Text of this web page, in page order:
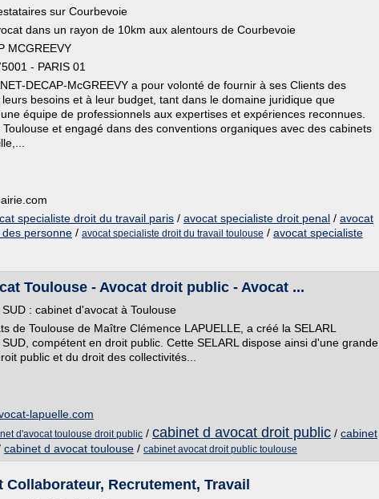
sur Courbevoie
dans un rayon de 10km aux alentours de Courbevoie
MCGREEVY
- PARIS 01
DECAP-McGREEVY a pour volonté de fournir à ses Clients des
besoins et à leur budget, tant dans le domaine juridique que
équipe de professionnels aux expertises et expériences reconnues.
et engagé dans des conventions organiques avec des cabinets
specialiste droit du travail paris / avocat specialiste droit penal / avocat
personne / avocat specialiste droit du travail toulouse / avocat specialiste
Toulouse - Avocat droit public - Avocat ...
: cabinet d'avocat à Toulouse
de Toulouse de Maître Clémence LAPUELLE, a créé la SELARL
compétent en droit public. Cette SELARL dispose ainsi d'une grande
public et du droit des collectivités...
lapuelle.com
d'avocat toulouse droit public / cabinet d avocat droit public / cabinet
cabinet d avocat toulouse / cabinet avocat droit public toulouse
Collaborateur, Recrutement, Travail